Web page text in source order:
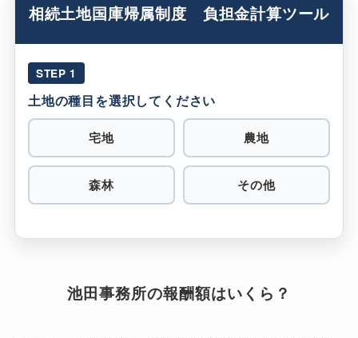
相続土地国庫帰属制度 負担金計算ツール
STEP 1
土地の種目を選択してください
宅地 農地
森林 その他
池田事務所の報酬額はいくら？